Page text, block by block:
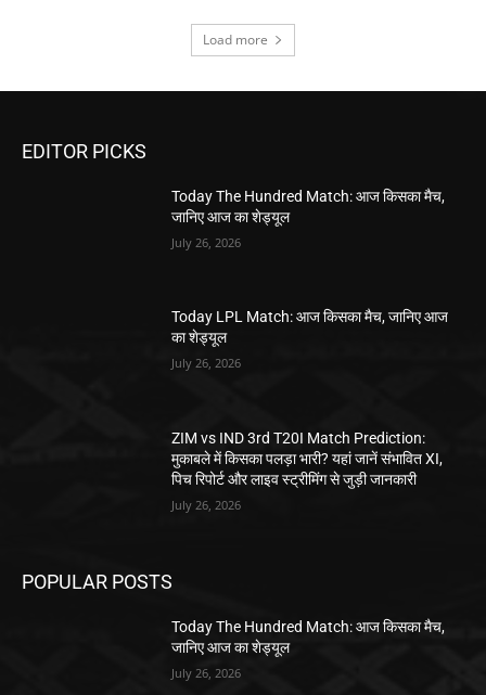
Load more
EDITOR PICKS
Today The Hundred Match: आज किसका मैच,
जानिए आज का शेड्यूल
July 26, 2026
Today LPL Match: आज किसका मैच, जानिए आज
का शेड्यूल
July 26, 2026
ZIM vs IND 3rd T20I Match Prediction:
मुकाबले में किसका पलड़ा भारी? यहां जानें संभावित XI,
पिच रिपोर्ट और लाइव स्ट्रीमिंग से जुड़ी जानकारी
July 26, 2026
POPULAR POSTS
Today The Hundred Match: आज किसका मैच,
जानिए आज का शेड्यूल
July 26, 2026